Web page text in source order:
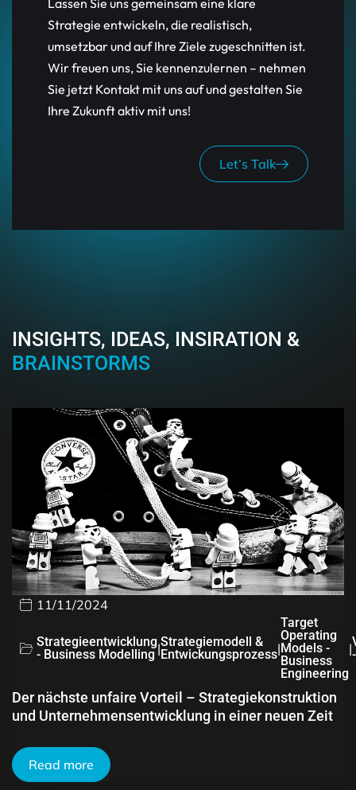
Strategie entwickeln, die realistisch,
umsetzbar und auf Ihre Ziele zugeschnitten ist.
Wir freuen uns, Sie kennenzulernen – nehmen
Sie jetzt Kontakt mit uns auf und gestalten Sie
Ihre Zukunft aktiv mit uns!
Let’s Talk
INSIGHTS, IDEAS, INSIRATION &
BRAINSTORMS
11/11/2024
Strategieentwicklung
- Business Modelling |Strategiemodell &
Entwickungsprozess|
Target
Operating
Models -
Business
Engineering
|
Der nächste unfaire Vorteil – Strategiekonstruktion
und Unternehmensentwicklung in einer neuen Zeit
Read more